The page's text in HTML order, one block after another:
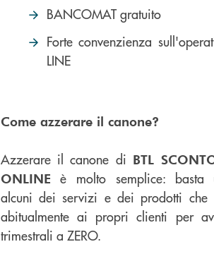
BANCOMAT gratuito
Forte convenzienza
LINE
Come azzerare il canone?
Azzerare il canone di BTL
ONLINE è molto semplice: basta
alcuni dei servizi e dei prodotti che
abitualmente ai propri clienti per
trimestrali a ZERO.